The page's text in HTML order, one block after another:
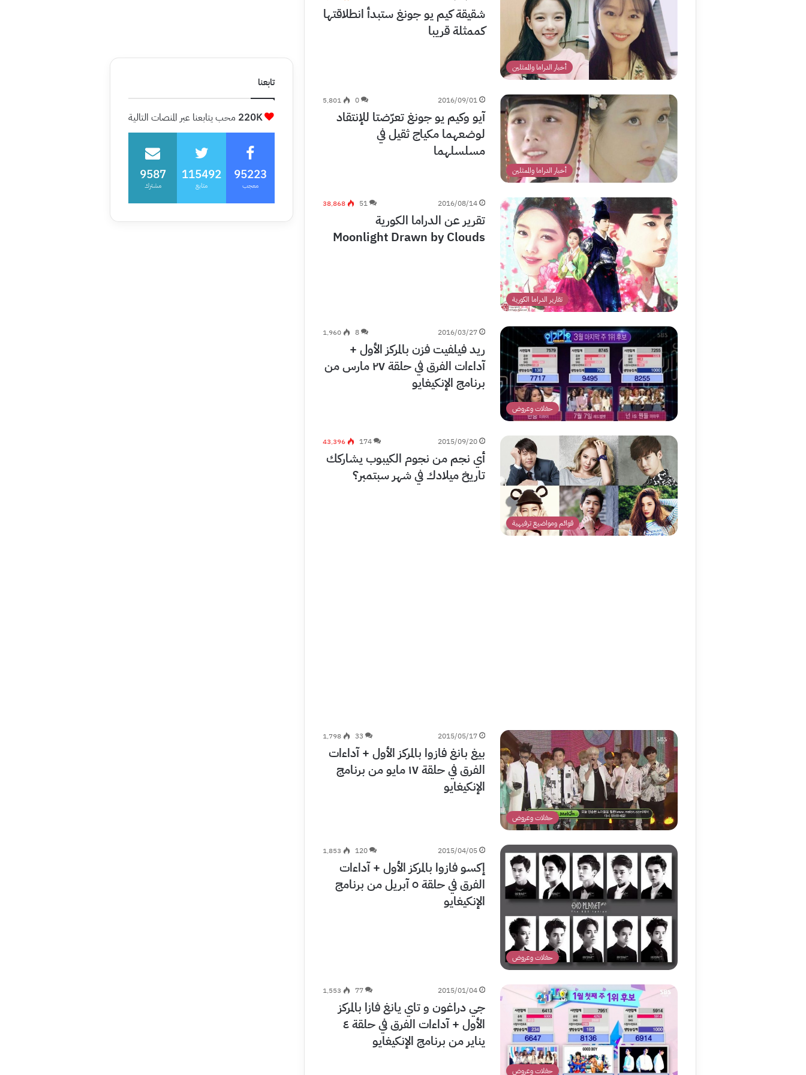
أخبار الدراما والممثلين
شقيقة كيم يو جونغ ستبدأ انطلاقتها
كممثلة قريبا
أخبار الدراما والممثلين
2016/09/01
0 5٬801
آيو وكيم يو جونغ تعرّضتا للإنتقاد
لوضعهما مكياج ثقيل في
مسلسلهما
تقارير الدراما الكورية
2016/08/14
51 38٬868
تقرير عن الدراما الكورية
Moonlight Drawn by Clouds
حفلات وعروض
2016/03/27
8 1٬960
ريد فيلفيت فزن بالمركز الأول +
آداءات الفرق في حلقة ٢٧ مارس من
برنامج الإنكيغايو
قوائم ومواضيع ترفيهية
2015/09/20
174 43٬396
أي نجم من نجوم الكيبوب يشاركك
تاريخ ميلادك في شهر سبتمبر؟
حفلات وعروض
2015/05/17
33 1٬798
بيغ بانغ فازوا بالمركز الأول + آداءات
الفرق في حلقة ١٧ مايو من برنامج
الإنكيغايو
حفلات وعروض
2015/04/05
120 1٬853
إكسو فازوا بالمركز الأول + آداءات
الفرق في حلقة ٥ آبريل من برنامج
الإنكيغايو
حفلات وعروض
2015/01/04
77 1٬553
جي دراغون و تاي يانغ فازا بالمركز
الأول + آداءات الفرق في حلقة ٤
يناير من برنامج الإنكيغايو
تابعنا
220K محب يتابعنا عبر المنصات التالية
95223
معجب
115492
متابع
9587
مشترك